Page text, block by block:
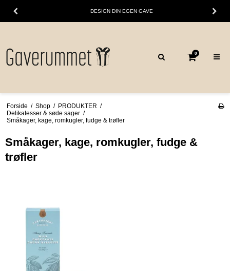
DESIGN DIN EGEN GAVE
0
Forside / Shop / PRODUKTER /
Delikatesser & søde sager /
Småkager, kage, romkugler, fudge & trøfler
Småkager, kage, romkugler, fudge &
trøfler